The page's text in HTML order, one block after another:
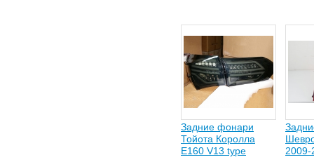
Задние фонари
Тойота Королла
Е160 V13 type
2009-